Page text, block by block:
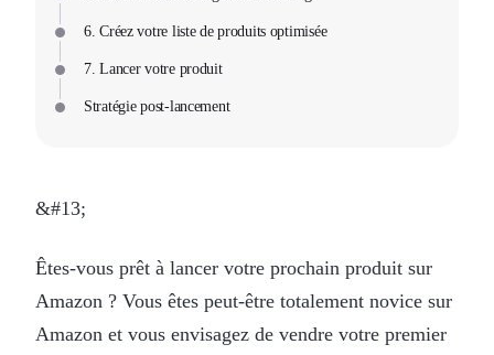
6. Créez votre liste de produits optimisée
7. Lancer votre produit
Stratégie post-lancement
&#13;
Êtes-vous prêt à lancer votre prochain produit sur
Amazon ? Vous êtes peut-être totalement novice sur
Amazon et vous envisagez de vendre votre premier